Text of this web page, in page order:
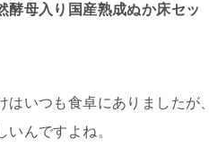
酵母入り国産熟成ぬか床セッ
いつも食卓にありましたが、
んですよね。